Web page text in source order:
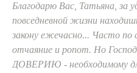
Благодарю Вас, Татьяна, за
повседневной жизни
закону ежечасно... Часто по
отчаяние и ропот. Но
ДОВЕРИЮ - необходимому